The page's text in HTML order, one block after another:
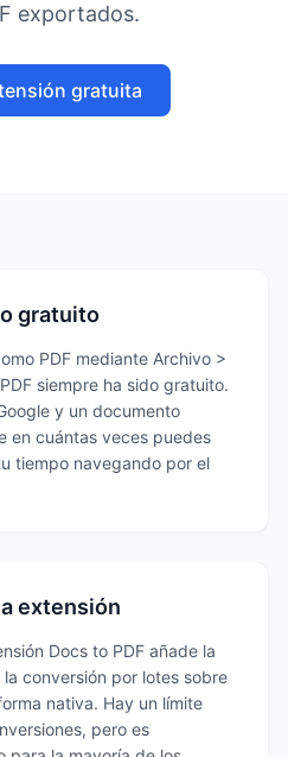
exportados.
gratuita
gratuito
PDF mediante Archivo >
siempre ha sido gratuito.
y un documento
en cuántas veces puedes
tiempo navegando por el
extensión
Docs to PDF añade la
conversión por lotes sobre
nativa. Hay un límite
pero es